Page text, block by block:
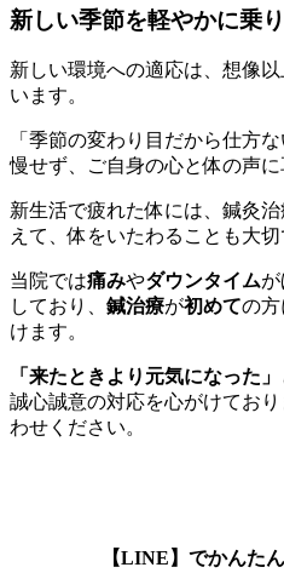
新しい季節を軽やかに乗
新しい環境への適応は、想像
います。
「季節の変わり目だから仕方
慢せず、ご自身の心と体の声
新生活で疲れた体には、鍼灸
えて、体をいたわることも大切
当院では痛みやダウンタイム
しており、 鍼治療が初めての方
けます。
「来たときより元気になった
誠心誠意の対応を心がけてお
わせください。
【LINE】でかんた